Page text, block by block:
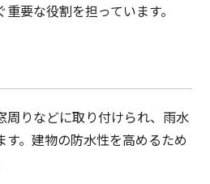
要な役割を担っています。
周りなどに取り付けられ、雨水
。建物の防水性を高めるため